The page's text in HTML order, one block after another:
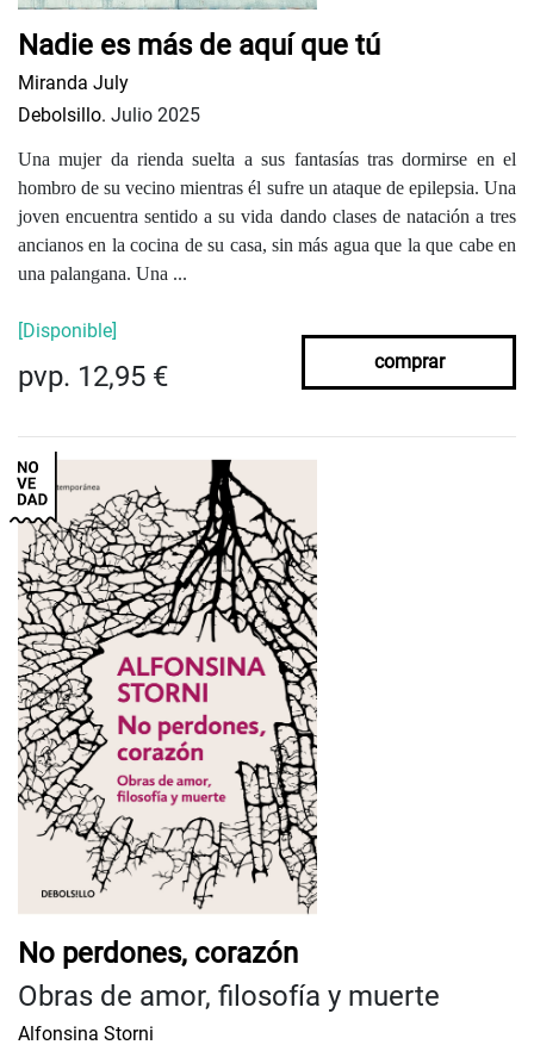
Nadie es más de aquí que tú
Miranda July
Debolsillo. Julio 2025
Una mujer da rienda suelta a sus fantasías tras dormirse en el
hombro de su vecino mientras él sufre un ataque de epilepsia. Una
joven encuentra sentido a su vida dando clases de natación a tres
ancianos en la cocina de su casa, sin más agua que la que cabe en
una palangana. Una ...
[Disponible]
pvp. 12,95 € comprar
No perdones, corazón
Obras de amor, filosofía y muerte
Alfonsina Storni